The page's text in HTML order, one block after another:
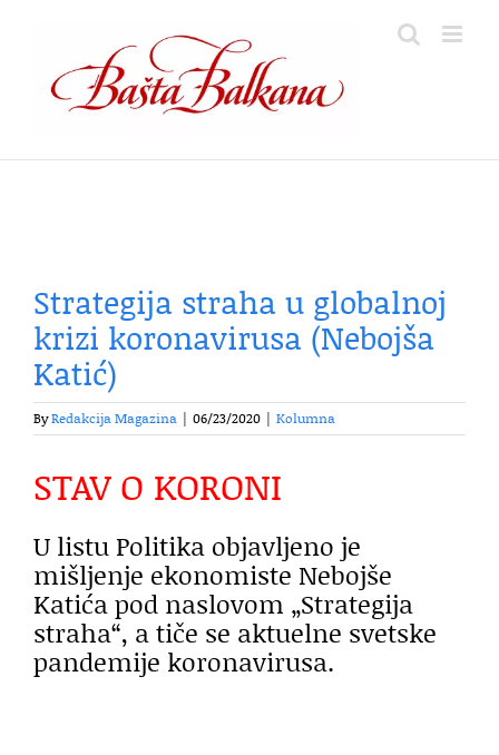
content
Strategija straha u globalnoj
krizi koronavirusa (Nebojša
Katić)
ByRedakcija Magazina 06/23/2020 Kolumna
STAV O KORONI
U listu Politika objavljeno je
mišljenje ekonomiste Nebojše
Katića pod naslovom „Strategija
straha“, a tiče se aktuelne svetske
pandemije koronavirusa.